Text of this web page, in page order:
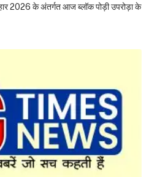
2026 के अंतर्गत आज ब्लॉक पोड़ी उपरोड़ा के